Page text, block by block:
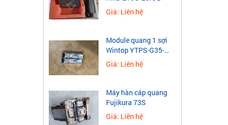
Giá: Liên hệ
Module quang 1 sợi
Wintop YTPS-G35-
40LD 1.25G
Giá: Liên hệ
Máy hàn cáp quang
Fujikura 73S
Giá: Liên hệ